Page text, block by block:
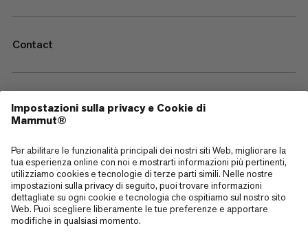
Contact
—
Sitemap
Cookies